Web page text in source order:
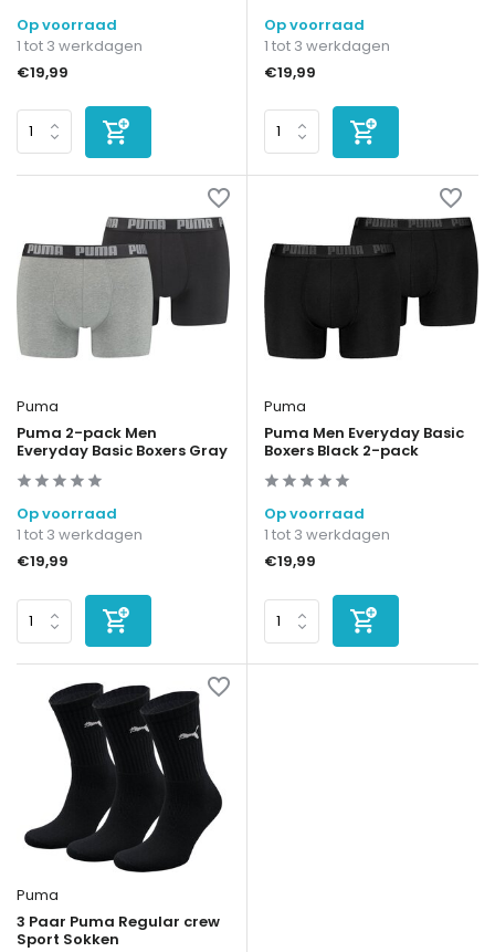
Op voorraad
1 tot 3 werkdagen
€19,99
Op voorraad
1 tot 3 werkdagen
€19,99
Puma
Puma 2-pack Men
Everyday Basic Boxers Gray
Op voorraad
1 tot 3 werkdagen
€19,99
Puma
Puma Men Everyday Basic
Boxers Black 2-pack
Op voorraad
1 tot 3 werkdagen
€19,99
Puma
3 Paar Puma Regular crew
Sport Sokken